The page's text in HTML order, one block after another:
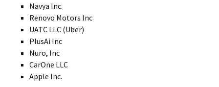
Navya Inc.
Renovo Motors Inc
UATC LLC (Uber)
PlusAi Inc
Nuro, Inc
CarOne LLC
Apple Inc.